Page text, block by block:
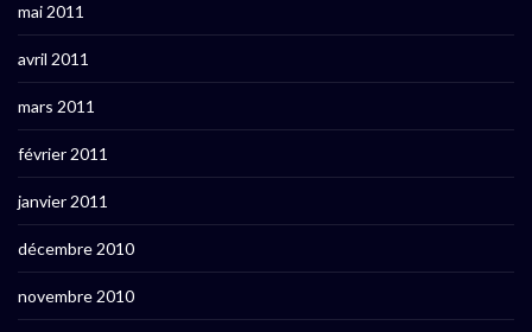
mai 2011
avril 2011
mars 2011
février 2011
janvier 2011
décembre 2010
novembre 2010